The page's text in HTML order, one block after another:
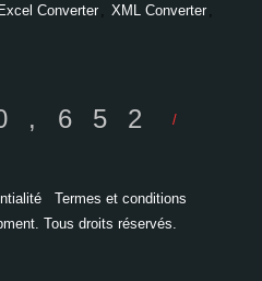
Excel Converter XML Converter
/
Termes et conditions
Tous droits réservés.